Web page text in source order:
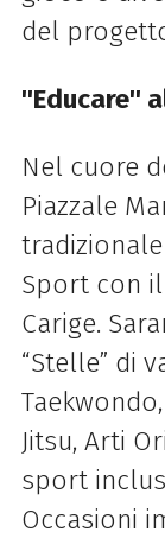
del
''Educare''
Nel cuore
Piazzale
Sport con
Carige.
“Stelle” di
Jitsu, Arti
sport
Occasioni